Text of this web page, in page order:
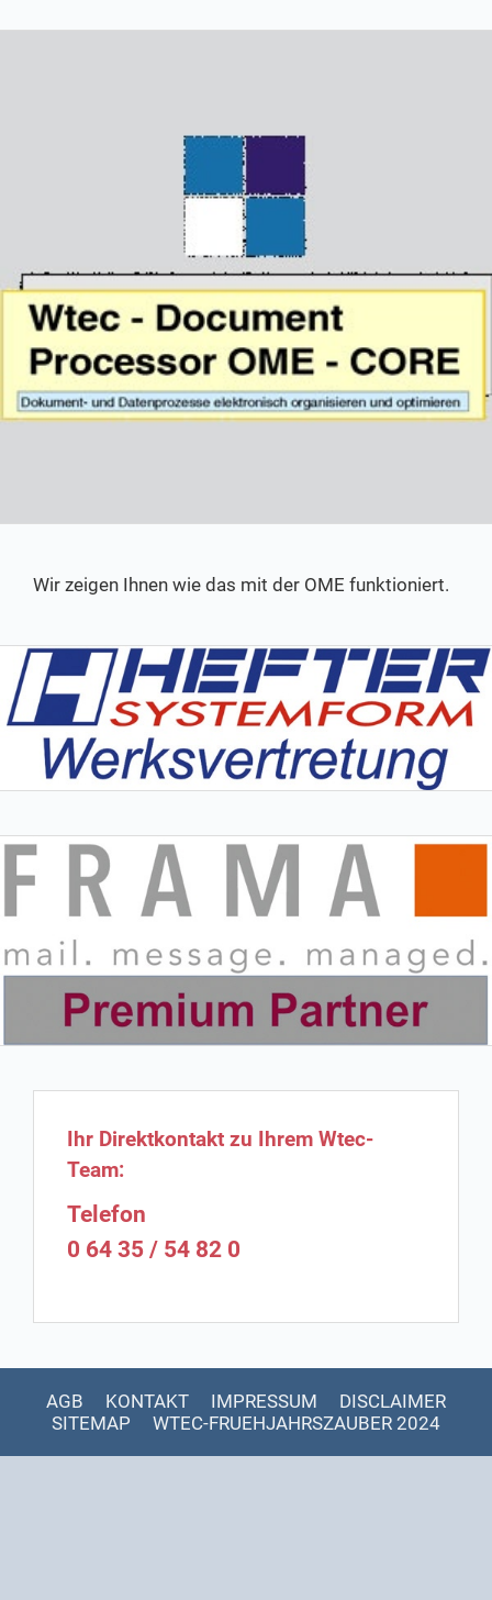
Wir zeigen Ihnen wie das mit der OME funktioniert.
Ihr Direktkontakt zu Ihrem Wtec-
Team:
Telefon
0 64 35 / 54 82 0
AGB KONTAKT IMPRESSUM
DISCLAIMER
SITEMAP
WTEC-FRUEHJAHRSZAUBER 2024